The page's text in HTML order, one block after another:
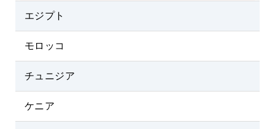
エジプト
モロッコ
チュニジア
ケニア